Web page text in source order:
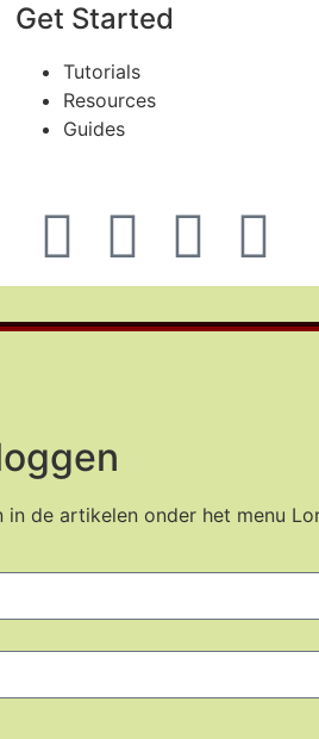
Get Started
Tutorials
Resources
Guides
de artikelen onder het menu